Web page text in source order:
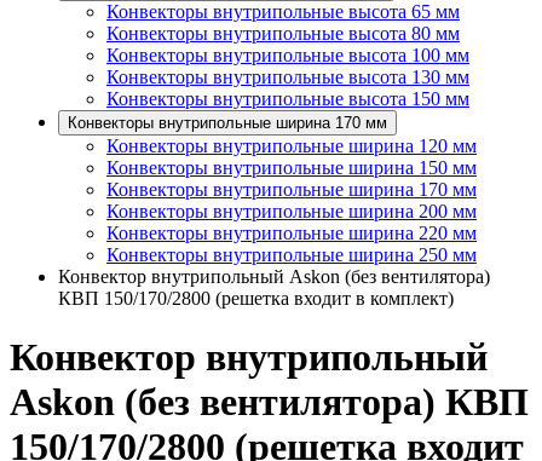
Конвекторы внутрипольные высота 65 мм
Конвекторы внутрипольные высота 80 мм
Конвекторы внутрипольные высота 100 мм
Конвекторы внутрипольные высота 130 мм
Конвекторы внутрипольные высота 150 мм
Конвекторы внутрипольные ширина 170 мм
Конвекторы внутрипольные ширина 120 мм
Конвекторы внутрипольные ширина 150 мм
Конвекторы внутрипольные ширина 170 мм
Конвекторы внутрипольные ширина 200 мм
Конвекторы внутрипольные ширина 220 мм
Конвекторы внутрипольные ширина 250 мм
Конвектор внутрипольный Askon (без вентилятора)
КВП 150/170/2800 (решетка входит в комплект)
Конвектор внутрипольный
Askon (без вентилятора) КВП
150/170/2800 (решетка входит